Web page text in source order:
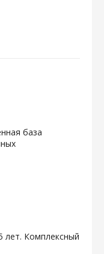
база
лет. Комплексный